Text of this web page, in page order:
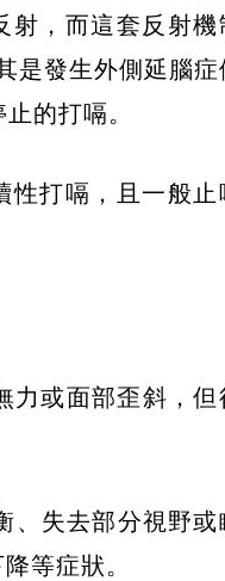
射，而這套反射機
是發生外側延腦症
的打嗝。
性打嗝，且一般止
力或面部歪斜，但
、失去部分視野或
等症狀。